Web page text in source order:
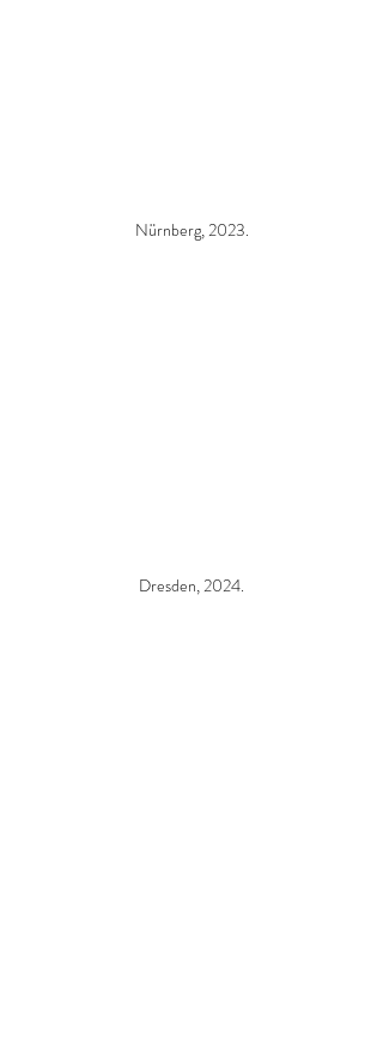
Nürnberg, 2023.
Dresden, 2024.